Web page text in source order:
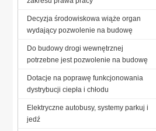
Decyzja środowiskowa wiąże organ
wydający pozwolenie na budowę
Do budowy drogi wewnętrznej
potrzebne jest pozwolenie na budowę
Dotacje na poprawę funkcjonowania
dystrybucji ciepła i chłodu
Elektryczne autobusy, systemy parkuj i
jedź